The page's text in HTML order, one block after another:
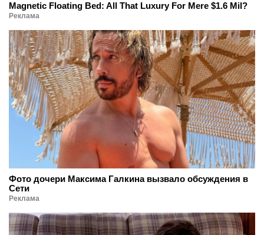
Magnetic Floating Bed: All That Luxury For Mere $1.6 Mil?
Реклама
Фото дочери Максима Галкина вызвало обсуждения в
Сети
Реклама